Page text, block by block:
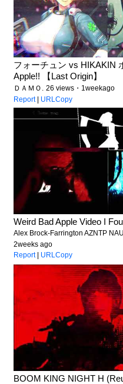
フォーチュン vs HIKAKIN
Apple!! 【Last Origin】
ＤＡＭＯ. 26 views・1weekago
Report| URLCopy
Weird Bad Apple Video I
Alex Brock-Farrington AZNTP
2weeks ago
Report| URLCopy
BOOM KING NIGHT H